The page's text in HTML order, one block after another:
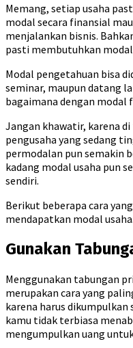
Memang, setiap usaha
modal secara finansial
menjalankan bisnis.
pasti membutuhkan
Modal pengetahuan bisa
seminar, maupun datang
bagaimana dengan modal
Jangan khawatir, karena
pengusaha yang sedang
permodalan pun semakin
kadang modal usaha pun
sendiri.
Berikut beberapa cara
mendapatkan modal usaha.
Gunakan
Menggunakan tabungan
merupakan cara yang
karena harus
kamu tidak terbiasa
mengumpulkan uang